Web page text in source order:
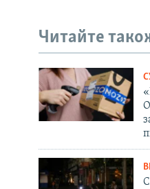
Читайте